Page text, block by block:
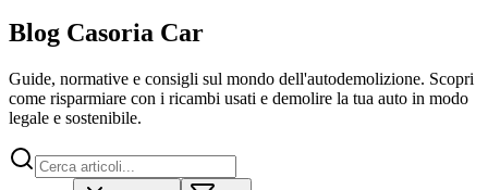
Blog Casoria Car
Guide, normative e consigli sul mondo dell'autodemolizione. Scopri
come risparmiare con i ricambi usati e demolire la tua auto in modo
legale e sostenibile.